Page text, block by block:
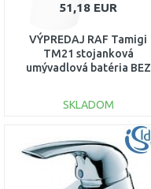
51,18 EUR
VÝPREDAJ RAF Tamigi
TM21 stojanková
umývadlová batéria BEZ
SKLADOM
DO KOŠÍKA
Porovnať